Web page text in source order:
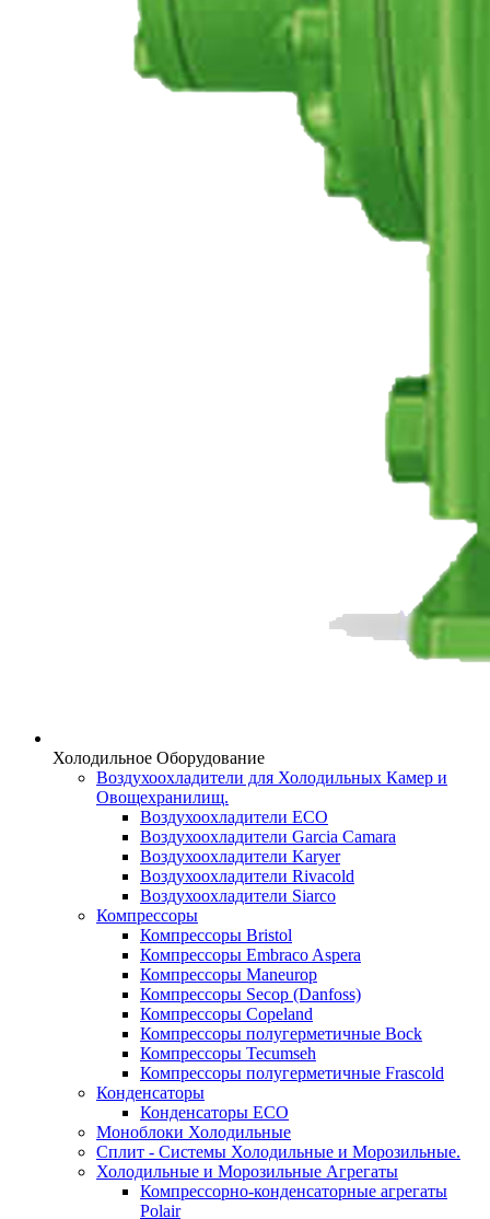
Холодильное Оборудование
Воздухоохладители для Холодильных Камер и
Овощехранилищ.
Воздухоохладители ECO
Воздухоохладители Garcia Camara
Воздухоохладители Karyer
Воздухоохладители Rivacold
Воздухоохладители Siarco
Компрессоры
Компрессоры Bristol
Компрессоры Embraco Aspera
Компрессоры Maneurop
Компрессоры Secop (Danfoss)
Компрессоры Copeland
Компрессоры полугерметичные Bock
Компрессоры Tecumseh
Компрессоры полугерметичные Frascold
Конденсаторы
Конденсаторы ECO
Моноблоки Холодильные
Сплит - Системы Холодильные и Морозильные.
Холодильные и Морозильные Агрегаты
Компрессорно-конденсаторные агрегаты
Polair